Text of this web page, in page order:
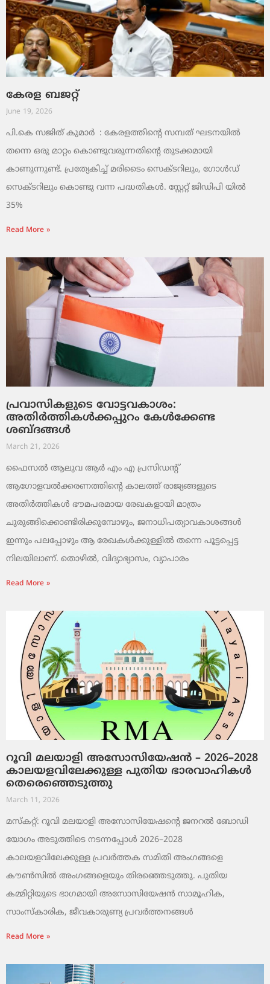
കേരള ബജറ്റ്
June 19, 2026
പി.കെ സജിത് കുമാര്‍ : കേരളത്തിന്റെ സമ്പത് ഘടനയിൽ
തന്നെ ഒരു മാറ്റം കൊണ്ടുവരുന്നതിന്റെ തുടക്കമായി
കാണുന്നുണ്ട്. പ്രത്യേകിച്ച് മരിടൈം സെക്ടറിലും, ഗോൾഡ്
സെക്ടറിലും കൊണ്ടു വന്ന പദ്ധതികൾ. സ്റ്റേറ്റ് ജിഡിപി യിൽ
35%
Read More »
പ്രവാസികളുടെ വോട്ടവകാശം:
അതിർത്തികൾക്കപ്പുറം കേൾക്കേണ്ട
ശബ്ദങ്ങൾ
March 21, 2026
ഫൈസൽ ആലുവ ആർ എം എ പ്രസിഡന്റ്
ആഗോളവൽക്കരണത്തിന്റെ കാലത്ത് രാജ്യങ്ങളുടെ
അതിർത്തികൾ ഭൗമപരമായ രേഖകളായി മാത്രം
ചുരുങ്ങിക്കൊണ്ടിരിക്കുമ്പോഴും, ജനാധിപത്യാവകാശങ്ങൾ
ഇന്നും പലപ്പോഴും ആ രേഖകൾക്കുള്ളിൽ തന്നെ പൂട്ടപ്പെട്ട
നിലയിലാണ്. തൊഴിൽ, വിദ്യാഭ്യാസം, വ്യാപാരം
Read More »
റൂവി മലയാളി അസോസിയേഷൻ – 2026–2028
കാലയളവിലേക്കുള്ള പുതിയ ഭാരവാഹികൾ
തെരെഞ്ഞെടുത്തു
March 11, 2026
മസ്കറ്റ്: റൂവി മലയാളി അസോസിയേഷന്റെ ജനറൽ ബോഡി
യോഗം അടുത്തിടെ നടന്നപ്പോൾ 2026–2028
കാലയളവിലേക്കുള്ള പ്രവർത്തക സമിതി അംഗങ്ങളെ
കൗൺസിൽ അംഗങ്ങളെയും തിരഞ്ഞെടുത്തു. പുതിയ
കമ്മിറ്റിയുടെ ഭാഗമായി അസോസിയേഷൻ സാമൂഹിക,
സാംസ്‌കാരിക, ജീവകാരുണ്യ പ്രവർത്തനങ്ങൾ
Read More »